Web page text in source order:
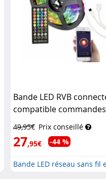
Bande LED RVB
compatible
Luminea Home Control
49,95€ Prix conseillé
27,95€ -44 %
Bande LED réseau sans fil